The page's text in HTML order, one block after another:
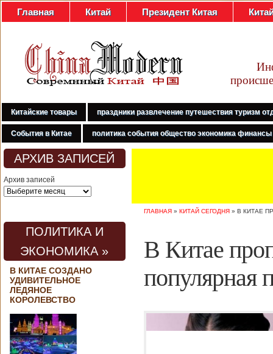
Главная Китай Президент Китая
Китайские товары праздники развлечение путешествия туризм
События в Китае политика события общество экономика финансы
АРХИВ ЗАПИСЕЙ
Архив записей
ПОЛИТИКА И
ЭКОНОМИКА »
В КИТАЕ СОЗДАНО
УДИВИТЕЛЬНОЕ
ЛЕДЯНОЕ
КОРОЛЕВСТВО
ГЛАВНАЯ » КИТАЙ СЕГОДНЯ » В КИТАЕ
В Китае
популярная